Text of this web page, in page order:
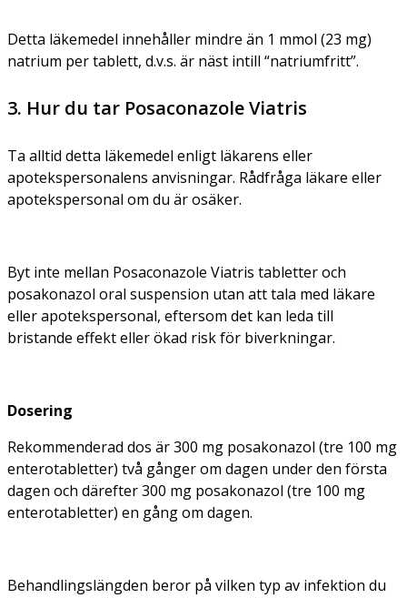
Detta läkemedel innehåller mindre än 1 mmol (23 mg)
natrium per tablett, d.v.s. är näst intill “natriumfritt”.
3. Hur du tar Posaconazole Viatris
Ta alltid detta läkemedel enligt läkarens eller
apotekspersonalens anvisningar. Rådfråga läkare eller
apotekspersonal om du är osäker.
Byt inte mellan Posaconazole Viatris tabletter och
posakonazol oral suspension utan att tala med läkare
eller apotekspersonal, eftersom det kan leda till
bristande effekt eller ökad risk för biverkningar.
Dosering
Rekommenderad dos är 300 mg posakonazol (tre 100 mg
enterotabletter) två gånger om dagen under den första
dagen och därefter 300 mg posakonazol (tre 100 mg
enterotabletter) en gång om dagen.
Behandlingslängden beror på vilken typ av infektion du